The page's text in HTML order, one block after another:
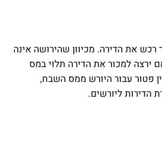
את הדירה. מכיוון שהירושה אינה
למכור את הדירה תלוי במס
פטור עבור היורש ממס השבח,
הדירות ליורשים.